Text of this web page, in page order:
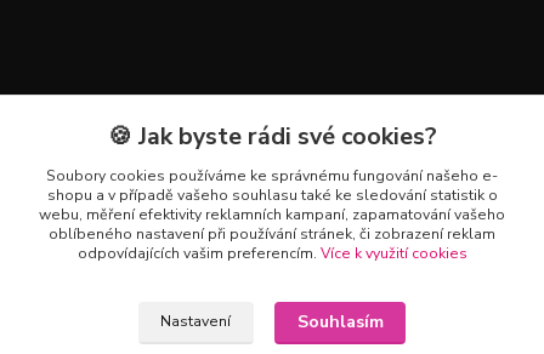
Kontakty
+420 602 223 614
info@zahradnictvipetro.cz
🍪 Jak byste rádi své cookies?
Soubory cookies používáme ke správnému fungování našeho e-
shopu a v případě vašeho souhlasu také ke sledování statistik o
webu, měření efektivity reklamních kampaní, zapamatování vašeho
oblíbeného nastavení při používání stránek, či zobrazení reklam
odpovídajících vašim preferencím. Více k využití cookies
Nastavení Souhlasím